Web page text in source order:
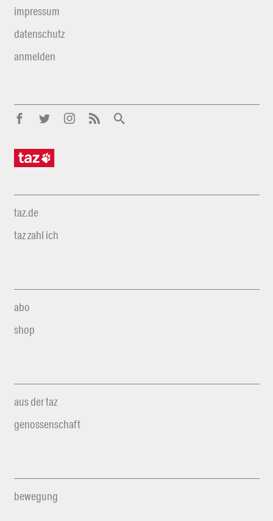
impressum
datenschutz
anmelden
taz.de
taz zahl ich
abo
shop
aus der taz
genossenschaft
bewegung